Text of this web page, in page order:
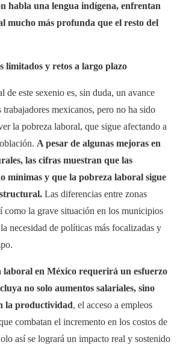
habla una lengua indígena, enfrentan
mucho más profunda que el resto del
limitados y retos a largo plazo
de este sexenio es, sin duda, un avance
mexicanos, pero no ha sido
la pobreza laboral, que sigue afectando a
A pesar de algunas mejoras en
las cifras muestran que las
mínimas y que la pobreza laboral sigue
Las diferencias entre zonas
como la grave situación en los municipios
necesidad de políticas más focalizadas y
laboral en México requerirá un esfuerzo
no solo aumentos salariales, sino
la productividad, el acceso a empleos
combatan el incremento en los costos de
así se logrará un impacto real y sostenido